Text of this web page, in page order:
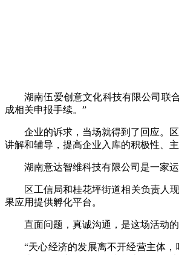
湖南伍爱创意文化科技有限公司联
成相关申报手续。”
企业的诉求，当场就得到了回应。
讲解和辅导，提高企业入库的积极性、主
湖南意达智维科技有限公司是一家
区工信局和桂花坪街道相关负责人
果应用提供孵化平台。
直面问题，真诚沟通，是这场活动的
“天心经济的发展离不开经营主体